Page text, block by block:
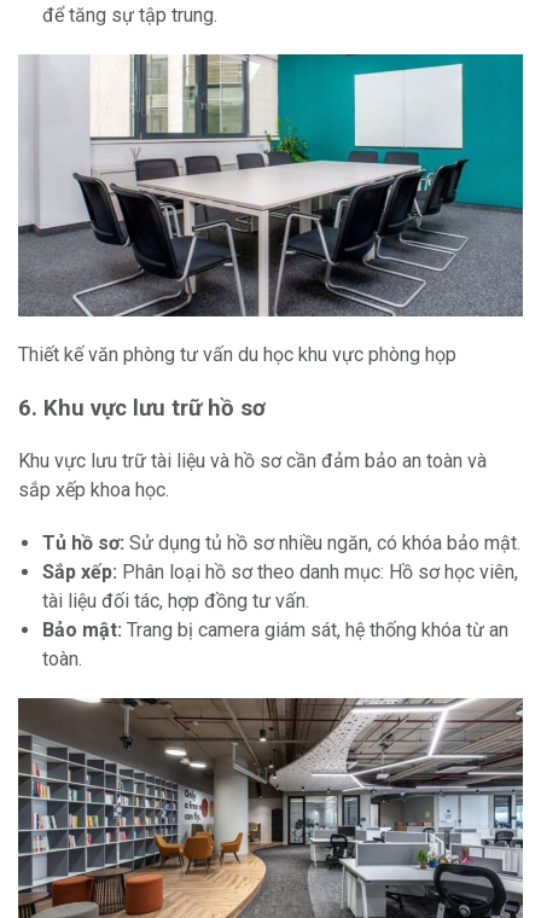
để tăng sự tập trung.
Thiết kế văn phòng tư vấn du học khu vực phòng họp
6. Khu vực lưu trữ hồ sơ
Khu vực lưu trữ tài liệu và hồ sơ cần đảm bảo an toàn và
sắp xếp khoa học.
Tủ hồ sơ: Sử dụng tủ hồ sơ nhiều ngăn, có khóa bảo mật.
Sắp xếp: Phân loại hồ sơ theo danh mục: Hồ sơ học viên,
tài liệu đối tác, hợp đồng tư vấn.
Bảo mật: Trang bị camera giám sát, hệ thống khóa từ an
toàn.